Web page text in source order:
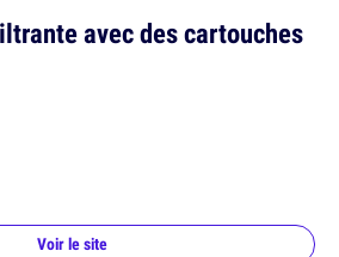
avec des cartouches
Voir le site